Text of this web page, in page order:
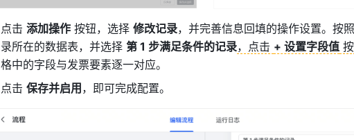
点击 添加操作 按钮，选择 修改记录，并完善信息回填的操作设置。按
录所在的数据表，并选择 第 1 步满足条件的记录，点击 + 设置字段值 按
格中的字段与发票要素逐一对应。
点击 保存并启用，即可完成配置。